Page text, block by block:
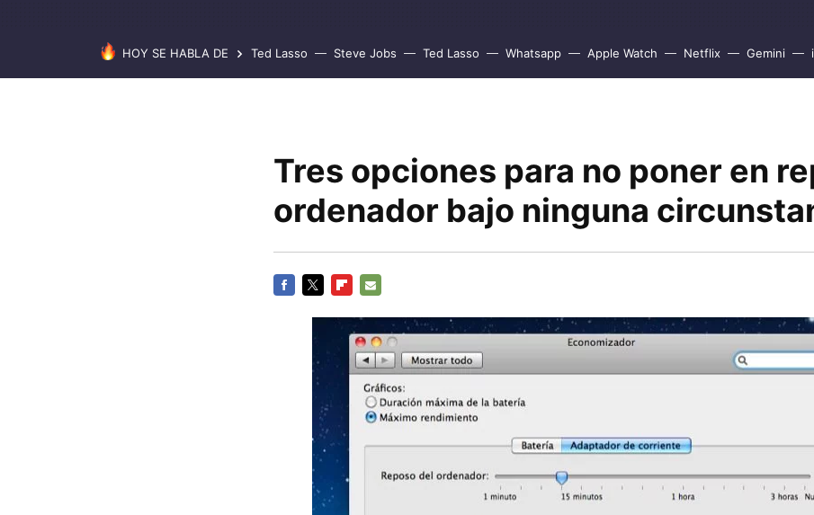
HOY SE HABLA DE Ted Lasso Steve Jobs Ted Lasso Whatsapp Apple Watch Netflix Gemini
Tres opciones para no poner en
ordenador bajo ninguna